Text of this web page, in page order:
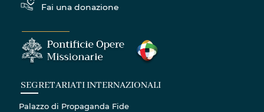
Fai una donazione
SEGRETARIATI INTERNAZIONALI
Palazzo di Propaganda Fide